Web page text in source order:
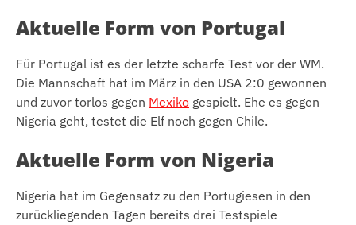
Aktuelle Form von Portugal
Für Portugal ist es der letzte scharfe Test vor der WM.
Die Mannschaft hat im März in den USA 2:0 gewonnen
und zuvor torlos gegen Mexiko gespielt. Ehe es gegen
Nigeria geht, testet die Elf noch gegen Chile.
Aktuelle Form von Nigeria
Nigeria hat im Gegensatz zu den Portugiesen in den
zurückliegenden Tagen bereits drei Testspiele